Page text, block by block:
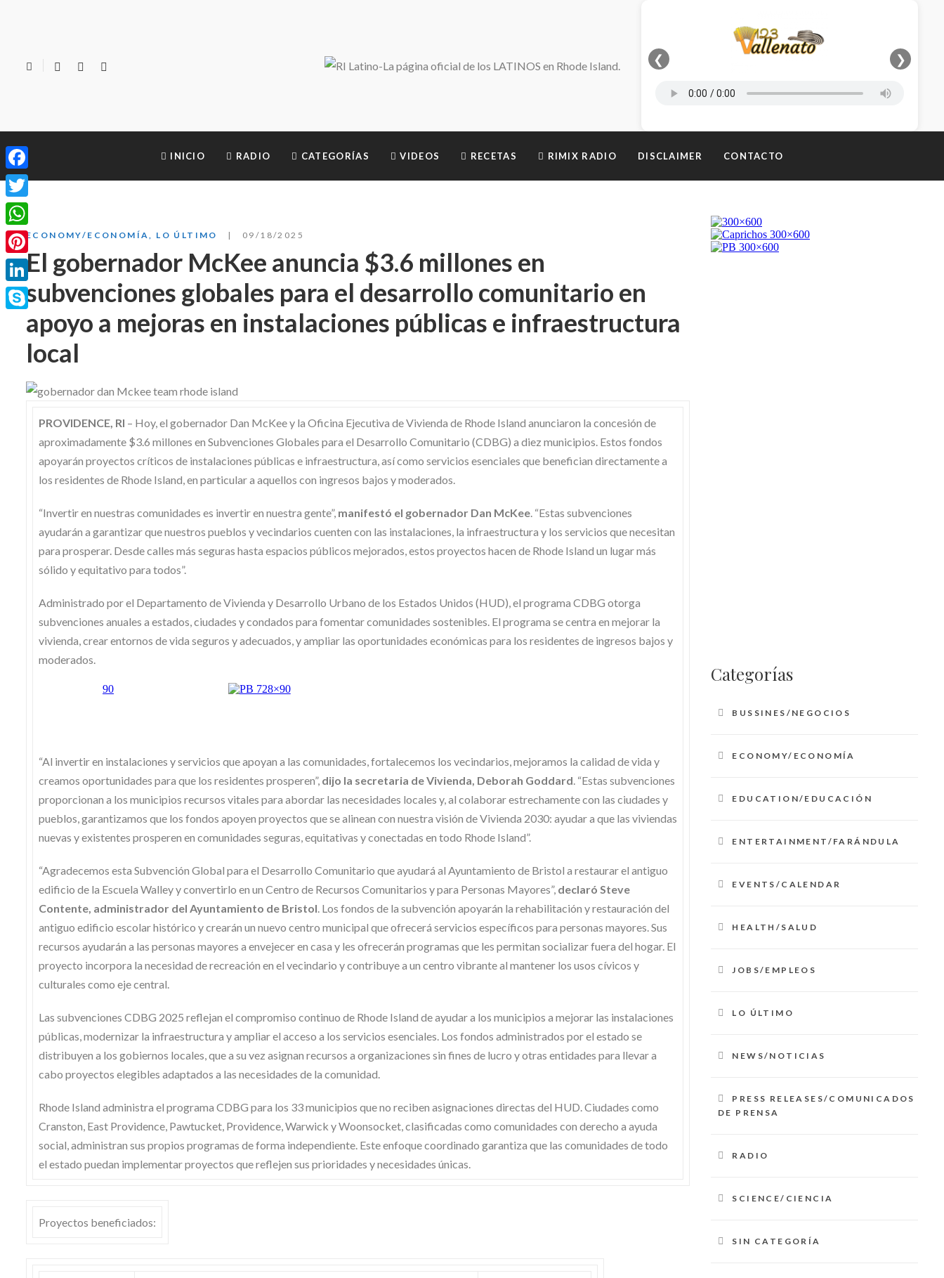
❮ ❯
INICIO RADIO CATEGORÍAS VIDEOS RECETAS RIMIX RADIO DISCLAIMER CONTACTO
ECONOMY/ECONOMÍA LO ÚLTIMO 09/18/2025
El gobernador McKee anuncia $3.6 millones en
subvenciones globales para el desarrollo comunitario en
apoyo a mejoras en instalaciones públicas e infraestructura
local
PROVIDENCE, RI – Hoy, el gobernador Dan McKee y la Oficina Ejecutiva de Vivienda de Rhode Island anunciaron la concesión de
aproximadamente $3.6 millones en Subvenciones Globales para el Desarrollo Comunitario (CDBG) a diez municipios. Estos fondos
apoyarán proyectos críticos de instalaciones públicas e infraestructura, así como servicios esenciales que benefician directamente a
los residentes de Rhode Island, en particular a aquellos con ingresos bajos y moderados.
“Invertir en nuestras comunidades es invertir en nuestra gente”, manifestó el gobernador Dan McKee. “Estas subvenciones
ayudarán a garantizar que nuestros pueblos y vecindarios cuenten con las instalaciones, la infraestructura y los servicios que necesitan
para prosperar. Desde calles más seguras hasta espacios públicos mejorados, estos proyectos hacen de Rhode Island un lugar más
sólido y equitativo para todos”.
Administrado por el Departamento de Vivienda y Desarrollo Urbano de los Estados Unidos (HUD), el programa CDBG otorga
subvenciones anuales a estados, ciudades y condados para fomentar comunidades sostenibles. El programa se centra en mejorar la
vivienda, crear entornos de vida seguros y adecuados, y ampliar las oportunidades económicas para los residentes de ingresos bajos y
moderados.
“Al invertir en instalaciones y servicios que apoyan a las comunidades, fortalecemos los vecindarios, mejoramos la calidad de vida y
creamos oportunidades para que los residentes prosperen”, dijo la secretaria de Vivienda, Deborah Goddard. “Estas subvenciones
proporcionan a los municipios recursos vitales para abordar las necesidades locales y, al colaborar estrechamente con las ciudades y
pueblos, garantizamos que los fondos apoyen proyectos que se alinean con nuestra visión de Vivienda 2030: ayudar a que las viviendas
nuevas y existentes prosperen en comunidades seguras, equitativas y conectadas en todo Rhode Island”.
“Agradecemos esta Subvención Global para el Desarrollo Comunitario que ayudará al Ayuntamiento de Bristol a restaurar el antiguo
edificio de la Escuela Walley y convertirlo en un Centro de Recursos Comunitarios y para Personas Mayores”, declaró Steve
Contente, administrador del Ayuntamiento de Bristol. Los fondos de la subvención apoyarán la rehabilitación y restauración del
antiguo edificio escolar histórico y crearán un nuevo centro municipal que ofrecerá servicios específicos para personas mayores. Sus
recursos ayudarán a las personas mayores a envejecer en casa y les ofrecerán programas que les permitan socializar fuera del hogar. El
proyecto incorpora la necesidad de recreación en el vecindario y contribuye a un centro vibrante al mantener los usos cívicos y
culturales como eje central.
Las subvenciones CDBG 2025 reflejan el compromiso continuo de Rhode Island de ayudar a los municipios a mejorar las instalaciones
públicas, modernizar la infraestructura y ampliar el acceso a los servicios esenciales. Los fondos administrados por el estado se
distribuyen a los gobiernos locales, que a su vez asignan recursos a organizaciones sin fines de lucro y otras entidades para llevar a
cabo proyectos elegibles adaptados a las necesidades de la comunidad.
Rhode Island administra el programa CDBG para los 33 municipios que no reciben asignaciones directas del HUD. Ciudades como
Cranston, East Providence, Pawtucket, Providence, Warwick y Woonsocket, clasificadas como comunidades con derecho a ayuda
social, administran sus propios programas de forma independiente. Este enfoque coordinado garantiza que las comunidades de todo
el estado puedan implementar proyectos que reflejen sus prioridades y necesidades únicas.
Proyectos beneficiados:
Categorías
BUSSINES/NEGOCIOS
ECONOMY/ECONOMÍA
EDUCATION/EDUCACIÓN
ENTERTAINMENT/FARÁNDULA
EVENTS/CALENDAR
HEALTH/SALUD
JOBS/EMPLEOS
LO ÚLTIMO
NEWS/NOTICIAS
PRESS RELEASES/COMUNICADOS
DE PRENSA
RADIO
SCIENCE/CIENCIA
SIN CATEGORÍA
Facebook
Twitter
WhatsApp
Pinterest
LinkedIn
Skype